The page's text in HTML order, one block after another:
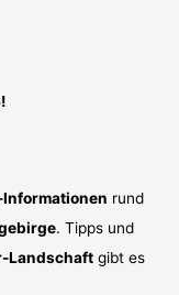
rund
. Tipps und
Landschaft gibt es